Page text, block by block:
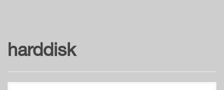
harddisk